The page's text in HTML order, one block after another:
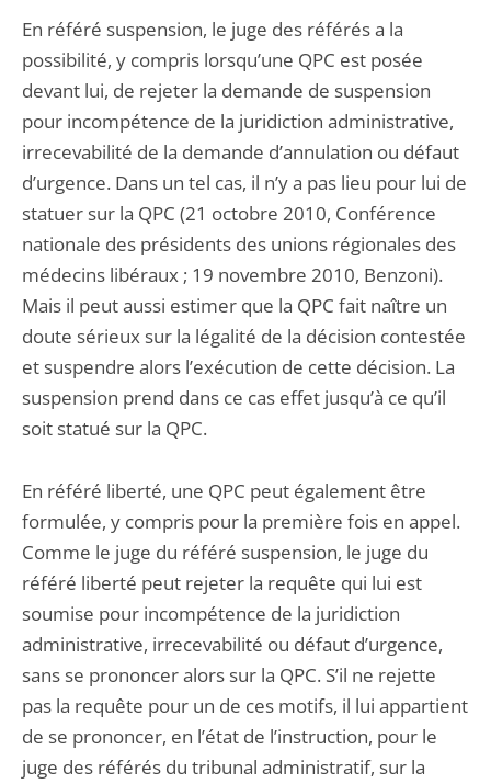
En référé suspension, le juge des référés a la
possibilité, y compris lorsqu’une QPC est posée
devant lui, de rejeter la demande de suspension
pour incompétence de la juridiction administrative,
irrecevabilité de la demande d’annulation ou défaut
d’urgence. Dans un tel cas, il n’y a pas lieu pour lui de
statuer sur la QPC (21 octobre 2010, Conférence
nationale des présidents des unions régionales des
médecins libéraux ; 19 novembre 2010, Benzoni).
Mais il peut aussi estimer que la QPC fait naître un
doute sérieux sur la légalité de la décision contestée
et suspendre alors l’exécution de cette décision. La
suspension prend dans ce cas effet jusqu’à ce qu’il
soit statué sur la QPC.
En référé liberté, une QPC peut également être
formulée, y compris pour la première fois en appel.
Comme le juge du référé suspension, le juge du
référé liberté peut rejeter la requête qui lui est
soumise pour incompétence de la juridiction
administrative, irrecevabilité ou défaut d’urgence,
sans se prononcer alors sur la QPC. S’il ne rejette
pas la requête pour un de ces motifs, il lui appartient
de se prononcer, en l’état de l’instruction, pour le
juge des référés du tribunal administratif, sur la